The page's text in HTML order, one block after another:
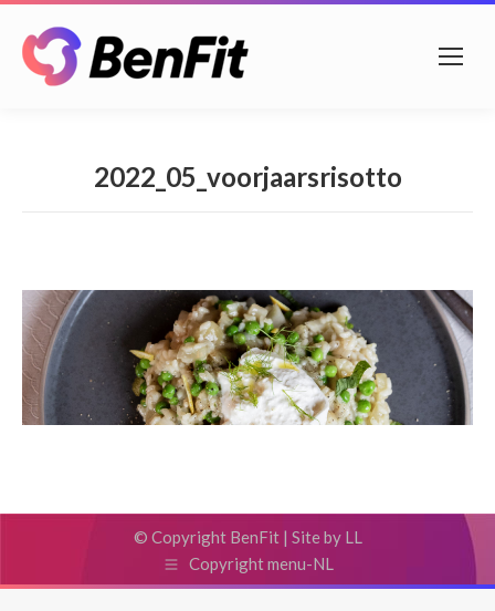
2022_05_voorjaarsrisotto
© Copyright BenFit | Site by LL
Copyright menu-NL